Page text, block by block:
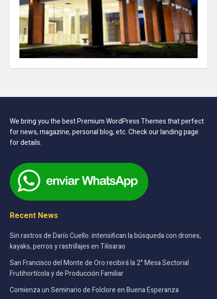
We bring you the best Premium WordPress Themes that perfect
for news, magazine, personal blog, etc. Check our landing page
for details.
Recent News
Sin rastros de Darío Cuello: intensifican la búsqueda con drones,
kayaks, perros y rastrillajes en Tilisarao
San Francisco del Monte de Oro recibirá la 2° Mesa Sectorial
Frutihortícola y de Producción Familiar
Comienza un Seminario de Folclore en Buena Esperanza